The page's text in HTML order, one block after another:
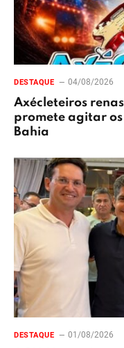
DESTAQUE 04/08/2026
Axécleteiros
promete agitar os
Bahia
DESTAQUE 01/08/2026